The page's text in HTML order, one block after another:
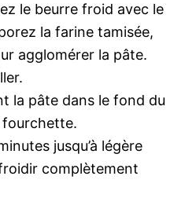
le beurre froid avec le
la farine tamisée,
agglomérer la pâte.
la pâte dans le fond du
fourchette.
jusqu’à légère
complètement